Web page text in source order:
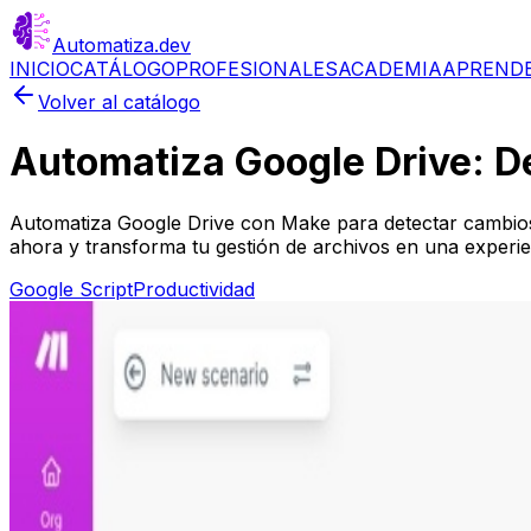
Automatiza.dev
INICIOCATÁLOGOPROFESIONALESACADEMIA
Volver al catálogo
Automatiza Google Drive:
Automatiza Google Drive con Make para detectar
ahora y transforma tu gestión de archivos en una
Google ScriptProductividad
Más información
Paso 2